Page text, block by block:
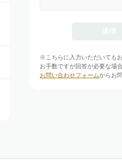
※こちらに入力いただいても
お手数ですが回答が必要な場合
お問い合わせフォームからお